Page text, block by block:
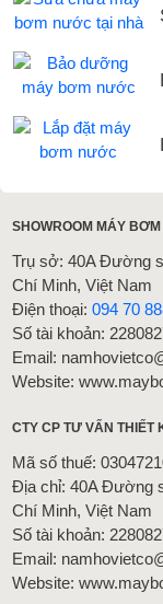
SHOWROOM MÁY
Trụ sở: 40A Đường
Chí Minh, Việt Nam
Điện thoại:094 70
Số tài khoản:
Email:
Website:
CTY CP TƯ VẤN THIẾT
Mã số thuế:
Địa chỉ: 40A Đường
Chí Minh, Việt Nam
Số tài khoản:
Email:
Website: